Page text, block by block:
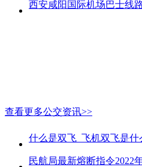
西安咸阳国际机场巴士线
查看更多公交资讯>>
什么是双飞_飞机双飞是什
民航局最新熔断指令2022